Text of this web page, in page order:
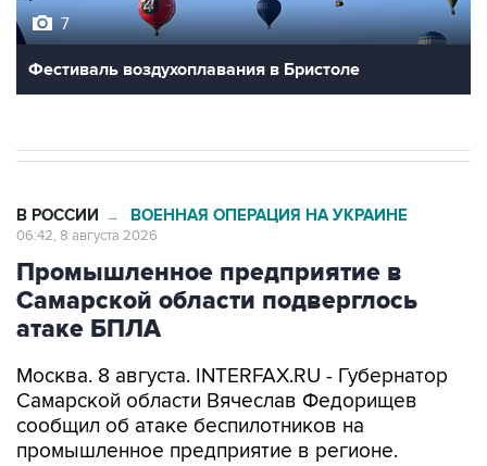
7
Фестиваль воздухоплавания в Бристоле
В РОССИИ → ВОЕННАЯ ОПЕРАЦИЯ НА УКРАИНЕ
06:42, 8 августа 2026
Промышленное предприятие в
Самарской области подверглось
атаке БПЛА
Москва. 8 августа. INTERFAX.RU - Губернатор
Самарской области Вячеслав Федорищев
сообщил об атаке беспилотников на
промышленное предприятие в регионе.